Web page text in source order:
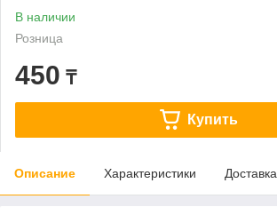
В наличии
Розница
450 ₸
Купить
Описание Характеристики Доставка